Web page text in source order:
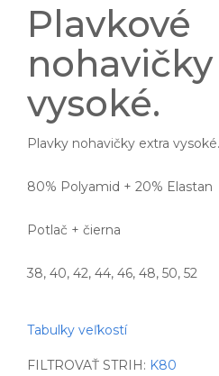
Plavkové
vysoké.
Plavky nohavičky extra
80% Polyamid + 20% Elastan
Potlač + čierna
38, 40, 42, 44, 46, 48, 50, 52
Tabulky veľkostí
FILTROVAŤ STRIH: K80